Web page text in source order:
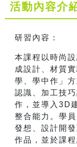
活動內容介
研習內容：
本課程以時尚
成設計、材質
學、學中作」
認識、加工技
作，並導入3D
整合能力。學
發想、設計開
作品，並於課